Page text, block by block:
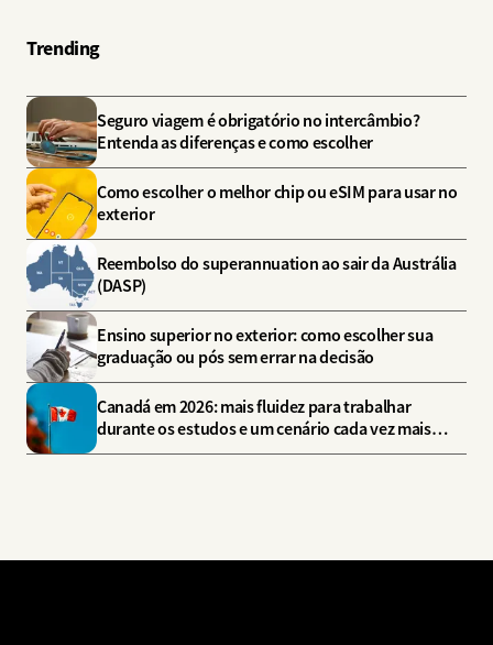
Trending
Seguro viagem é obrigatório no intercâmbio?
Entenda as diferenças e como escolher
Como escolher o melhor chip ou eSIM para usar no
exterior
Reembolso do superannuation ao sair da Austrália
(DASP)
Ensino superior no exterior: como escolher sua
graduação ou pós sem errar na decisão
Canadá em 2026: mais fluidez para trabalhar
durante os estudos e um cenário cada vez mais
estratégico